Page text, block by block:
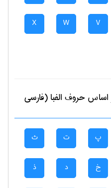
V
W
X
اساس حروف الفبا (فارسی
پ ت ث
خ د ذ